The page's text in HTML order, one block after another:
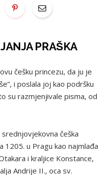
PRAŠKA
češku princezu, da ju je
i poslala joj kao podršku
su razmjenjivale pisma, od
srednjovjekovna češka
1205. u Pragu kao najmlađa
i kraljice Konstance,
Andrije II., oca sv.